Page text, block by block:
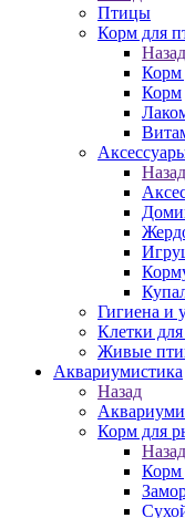
Птицы
Корм для
Назад
Корм
Корм
Назад
Гигиена и
Клетки
Живые
Аквариумистика
Назад
Корм для
Назад
Корм